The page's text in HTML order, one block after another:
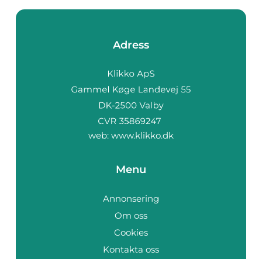
Adress
web: www.klikko.dk
Menu
Annonsering
Om oss
Cookies
Kontakta oss